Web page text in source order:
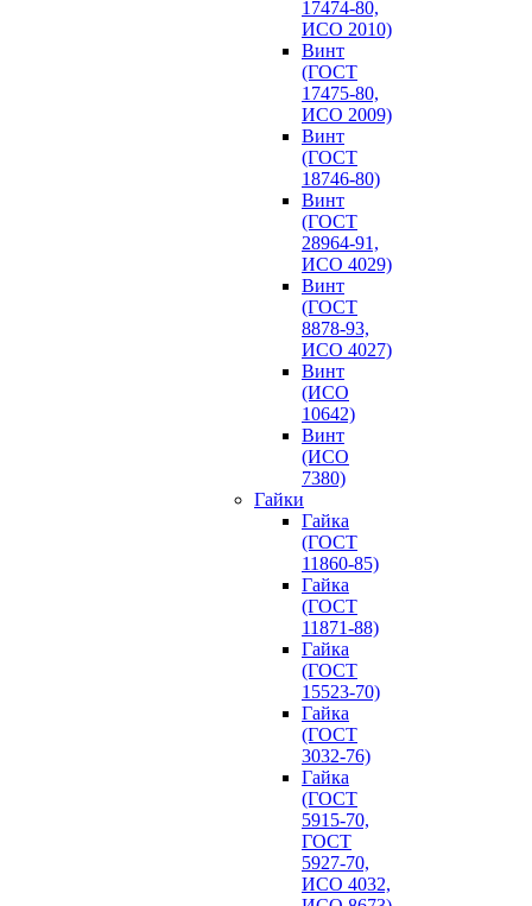
17474-80,
ИСО 2010)
Винт
(ГОСТ
17475-80,
ИСО 2009)
Винт
(ГОСТ
18746-80)
Винт
(ГОСТ
28964-91,
ИСО 4029)
Винт
(ГОСТ
8878-93,
ИСО 4027)
Винт
(ИСО
10642)
Винт
(ИСО
7380)
Гайки
Гайка
(ГОСТ
11860-85)
Гайка
(ГОСТ
11871-88)
Гайка
(ГОСТ
15523-70)
Гайка
(ГОСТ
3032-76)
Гайка
(ГОСТ
5915-70,
ГОСТ
5927-70,
ИСО 4032,